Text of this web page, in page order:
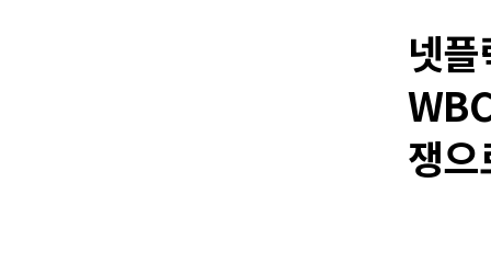
넷
쟁